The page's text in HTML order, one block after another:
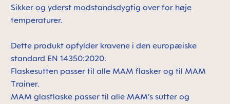
Sikker og yderst modstandsdygtig over for høje
temperaturer.
Dette produkt opfylder kravene i den europæiske
standard EN 14350:2020.
Flaskesutten passer til alle MAM flasker og til MAM
Trainer.
MAM glasflaske passer til alle MAM’s sutter og